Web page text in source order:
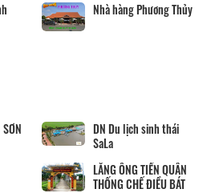
Nhà hàng Phương Thủy
DN Du lịch sinh thái
SaLa
LĂNG ÔNG TIỀN QUÂN
THỐNG CHẾ ĐIỀU BÁT